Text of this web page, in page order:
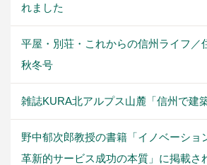
れました
平屋・別荘・これからの信州ライフ／
秋冬号
雑誌KURA北アルプス山麓「信州で建
野中郁次郎教授の書籍「イノベーシ
革新的サービス成功の本質」に掲載さ